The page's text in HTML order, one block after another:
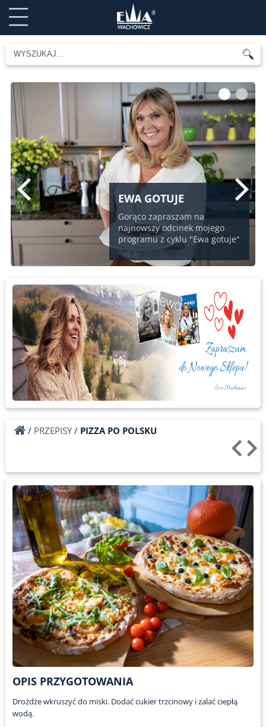
EWA GOTUJE
Gorąco zapraszam na
najnowszy odcinek mojego
programu z cyklu "Ewa gotuje"
1 2
/ PRZEPISY/ PIZZA PO POLSKU
OPIS PRZYGOTOWANIA
Drożdże wkruszyć do miski. Dodać cukier trzcinowy i zalać ciepłą
wodą.